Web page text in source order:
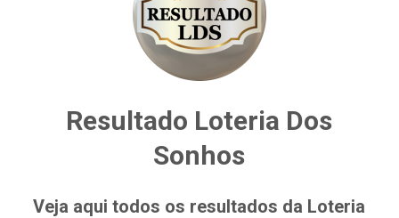
Resultado Loteria Dos
Sonhos
Veja aqui todos os resultados da Loteria